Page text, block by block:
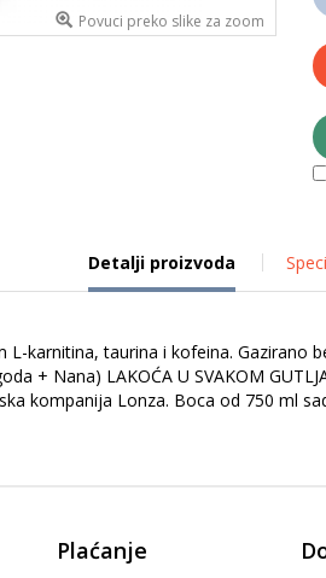
Povuci preko slike za zoom
Detalji proizvoda
karnitina, taurina i kofeina.
+ Nana) LAKOĆA U SVAKOM
kompanija Lonza. Boca od 750 ml
Plaćanje